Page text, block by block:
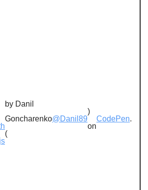
by Danil
Goncharenko
(
@Danil89
)
on
CodePen.